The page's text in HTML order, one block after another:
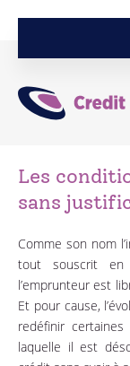
Les
sans
Comme son nom
tout souscrit en
l’emprunteur est
Et pour cause,
redéfinir
laquelle il est